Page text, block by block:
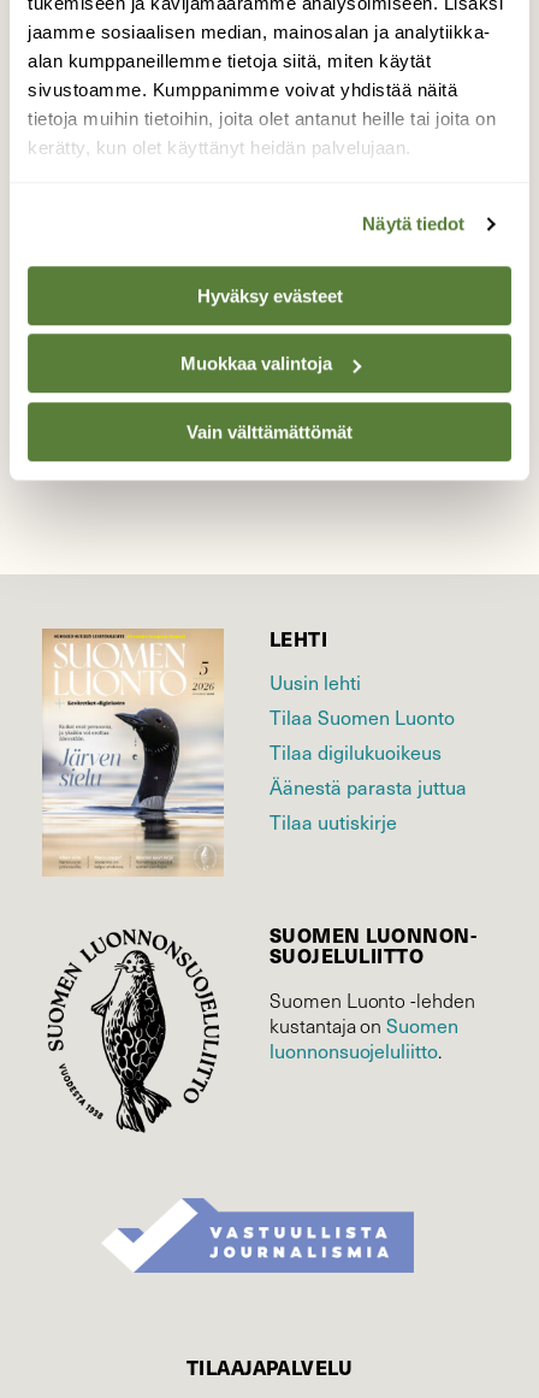
jaamme sosiaalisen median, mainosalan ja analytiikka-
alan kumppaneillemme tietoja siitä, miten käytät
sivustoamme. Kumppanimme voivat yhdistää näitä
tietoja muihin tietoihin, joita olet antanut heille tai joita on
kerätty, kun olet käyttänyt heidän palvelujaan.
Näytä tiedot
Hyväksy evästeet
Muokkaa valintoja
Vain välttämättömät
rannassa. Laskeuduin alas kalliolta ja
lähemmäksi mentyäni huomasin linnun
vierellä auringossa uinuvan pienokaisen.
Lähestyin varovasti, lintua tarkkaillen ja
ihme kyllä se päästi minut ihan muutaman
metrin päähän. Minua katsellen. Lähemmäksi
enempää. Pienokainen nukkui koko ajan. Niin
Valokuvaaja: Saara Kokkonen, Helsinki 24.6.2009
LEHTI
Uusin lehti
Tilaa Suomen Luonto
Tilaa digilukuoikeus
Äänestä parasta juttua
Tilaa uutiskirje
SUOMEN LUONNON­
SUOJELU­LIITTO
Suomen Luonto -lehden
kustantaja onSuomen
luonnonsuojelu­liitto.
TILAAJAPALVELU